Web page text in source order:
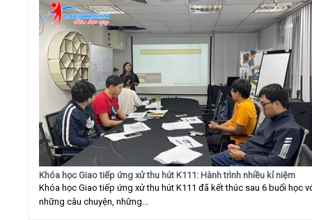
Khóa học Giao tiếp ứng xử thu hút K111: Hành trình nhiều kỉ niệm
Khóa học Giao tiếp ứng xử thu hút K111 đã kết thúc sau 6 buổi học
những câu chuyện, những...